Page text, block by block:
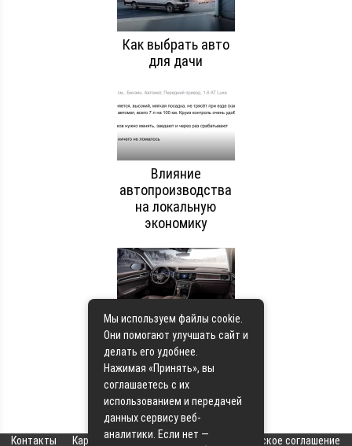
Как выбрать авто
для дачи
Влияние
автопроизводства
на локальную
экономику
Футуристические
концепты: какой
будет автотехника
через 10 лет
Контакты Карта сайта О сайте Пользовательское соглашение
Мы используем файлы cookie.
Они помогают улучшать сайт и
делать его удобнее.
Нажимая «Принять», вы
соглашаетесь с их
использованием и передачей
данных сервису веб-
аналитики. Если нет —